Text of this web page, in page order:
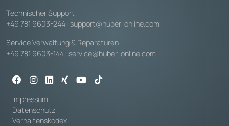
Technischer Support
+49 781 9603-244 · support@huber-online.com
Service Verwaltung & Reparaturen
+49 781 9603-144 · service@huber-online.com
Impressum
Datenschutz
Verhaltenskodex